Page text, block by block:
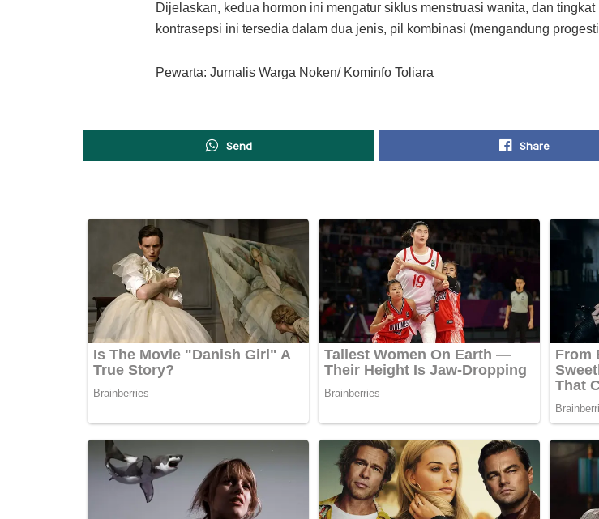
Dijelaskan, kedua hormon ini mengatur siklus menstruasi wanita, dan
kontrasepsi ini tersedia dalam dua jenis, pil kombinasi (mengandung
Pewarta: Jurnalis Warga Noken/ Kominfo Toliara
Send Share